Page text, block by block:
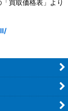
買取価格表」より